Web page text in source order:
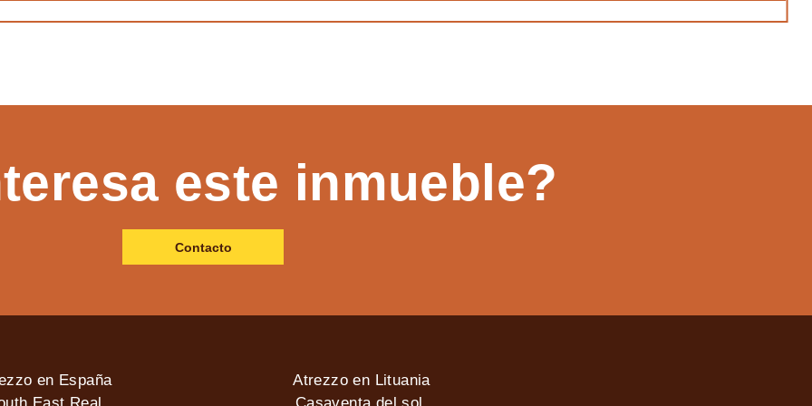
este inmueble?
Contacto
en España
Atrezzo en Lituania